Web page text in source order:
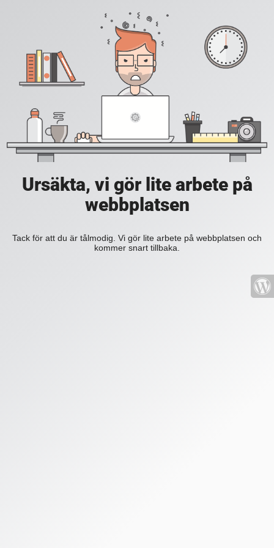
Ursäkta, vi gör lite arbete på
webbplatsen
Tack för att du är tålmodig. Vi gör lite arbete på webbplatsen och
kommer snart tillbaka.